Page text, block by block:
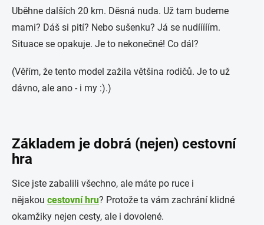
Uběhne dalších 20 km. Děsná nuda. Už tam budeme
mami? Dáš si pití? Nebo sušenku? Já se nudííííím.
Situace se opakuje. Je to nekonečné! Co dál?
(Věřím, že tento model zažila většina rodičů. Je to už
dávno, ale ano - i my :).)
Základem je dobrá (nejen) cestovní
hra
Sice jste zabalili všechno, ale máte po ruce i
nějakou cestovní hru? Protože ta vám zachrání klidné
okamžiky nejen cesty, ale i dovolené.